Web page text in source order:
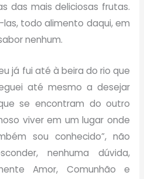
das mais deliciosas frutas.
todo alimento daqui, em
nenhum.
já fui até à beira do rio que
até mesmo a desejar
se encontram do outro
viver em um lugar onde
sou conhecido”, não
nenhuma dúvida,
Amor, Comunhão e